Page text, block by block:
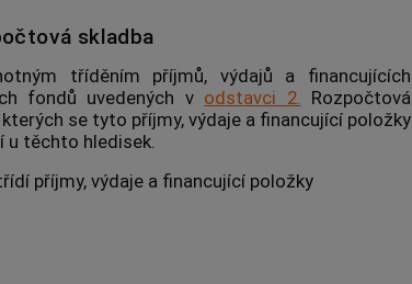
skladba
tříděním příjmů, výdajů a financujících
fondů uvedených v odstavci 2.
Rozpočtová
se tyto příjmy, výdaje a financující položky
těchto hledisek.
příjmy, výdaje a financující položky